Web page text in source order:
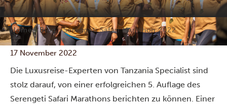
Home Blog Serengeti Safari Marathon 2022
17 November 2022
Die Luxusreise-Experten von Tanzania Specialist sind
stolz darauf, von einer erfolgreichen 5. Auflage des
Serengeti Safari Marathons berichten zu können. Einer